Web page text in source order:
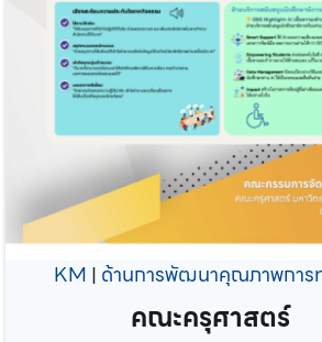
KM | ด้านการพัฒนาคุณภาพการ
คณะครุศาสตร์